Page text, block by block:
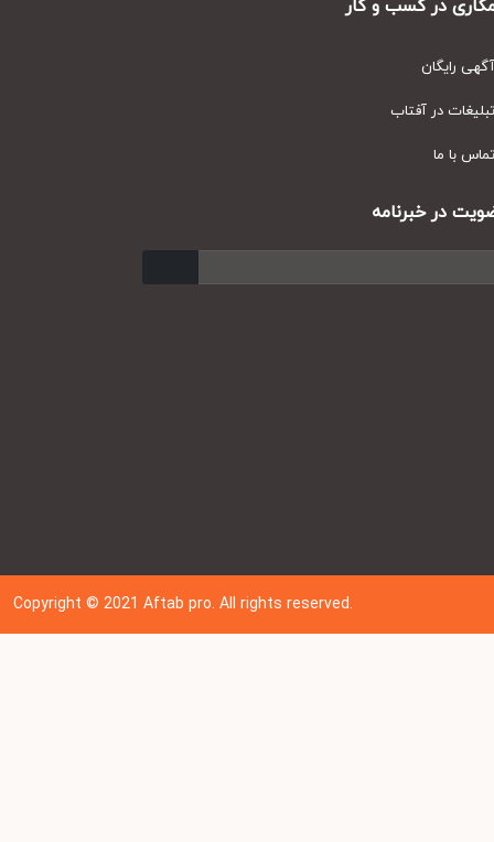
در کسب و کار
رایگان
در آفتاب
با ما
در خبرنامه
Copyright © 202 1Aftab pro. All rights reserved.